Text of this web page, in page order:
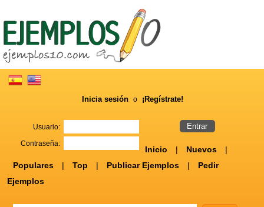
Inicia sesión o ¡Regístrate!
Usuario:
Contraseña:
Inicio | Nuevos
|
Populares
| Top | Publicar Ejemplos |
Pedir
Ejemplos